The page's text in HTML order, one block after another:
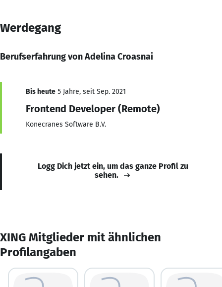
Werdegang
Berufserfahrung von Adelina Croasnai
Bis heute 5 Jahre, seit Sep. 2021
Frontend Developer (Remote)
Konecranes Software B.V.
Logg Dich jetzt ein, um das ganze Profil zu
sehen.
XING Mitglieder mit ähnlichen
Profilangaben